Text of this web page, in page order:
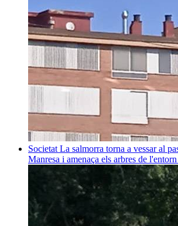
Societat La salmorra torna a vessar al
Manresa i amenaça els arbres de l'entorn